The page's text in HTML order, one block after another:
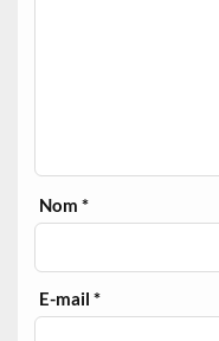
Nom*
E-mail*